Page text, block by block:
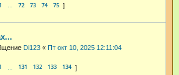
… 72 73 74 75
Di123 « Пт окт 10, 2025 12:11:04
131 132 133 134